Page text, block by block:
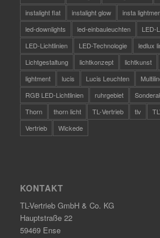
instalight flat
instalight glow insta
led-downlights
led-einbauleuchten LED-
LED-Lichtlinien
LED-Technologie ledlux
Lichtgestaltung
lichtkonzept lichtkunst
lightment
lucis Lucis Leuchten
RGB LED-Lichtlinien
ruhrgebiet
Thorn
thorn licht TL-Vertrieb tlv
Vertrieb
Wickede
KONTAKT
TL-Vertrieb GmbH & Co. KG
Hauptstraße 22
59469 Ense